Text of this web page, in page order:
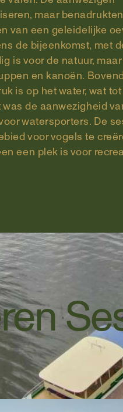
maar benadrukten
van een geleidelijke
de bijeenkomst, met
is voor de natuur,
en kanoën.
is op het water, wat tot
de aanwezigheid
watersporters. De
voor vogels te
een plek is voor